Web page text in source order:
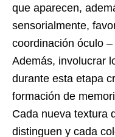
que aparecen,
sensorialmente,
coordinación óculo
Además, involucrar
durante esta etapa
formación de
Cada nueva textura
distinguen y cada